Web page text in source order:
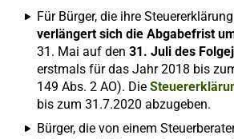
Für Bürger, die ihre
verlängert sich die Abgabefrist
31. Mai auf den 31. Juli des
erstmals für das Jahr 2018 bis
149 Abs. 2 AO). Die
bis zum 31.7.2020 abzugeben.
Bürger, die von einem